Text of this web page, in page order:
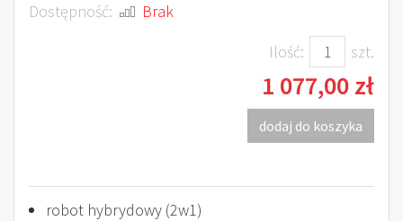
Dostępność:
Brak
Ilość:
szt.
1 077,00 zł
dodaj do koszyka
robot hybrydowy (2w1)